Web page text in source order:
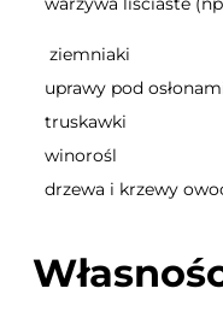
ziemniaki
uprawy pod
truskawki
winorośl
drzewa i krzewy